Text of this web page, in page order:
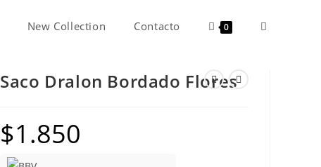
New Collection Contacto 0 Alternar
Saco Dralon Bordado Flores
$1.850